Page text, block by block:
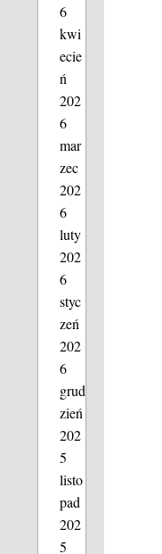
6
kwi
ecie
ń
202
6
mar
zec
202
6
luty
202
6
styc
zeń
202
6
grud
zień
202
5
listo
pad
202
5